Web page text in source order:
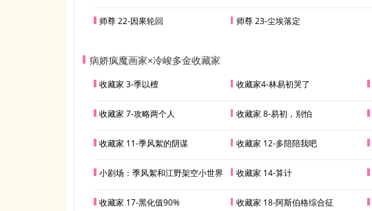
师尊 22-因果轮回 师尊 23-尘埃落定
病娇疯魔画家×冷峻多金收藏家
收藏家 3-季以檀 收藏家4-林易初哭了
收藏家 7-攻略两个人 收藏家 8-易初，别怕
收藏家 11-季风絮的阴谋 收藏家 12-多陪陪我吧
小剧场：季风絮和江野架空小世界 收藏家 14-算计
收藏家 17-黑化值90% 收藏家 18-阿斯伯格综合征